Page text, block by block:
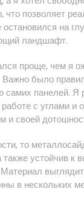
что позволяет
на
ландшафт.
проще, чем я
было
самих панелей. Я
с углами и
и своей
то
устойчив к
в нескольких